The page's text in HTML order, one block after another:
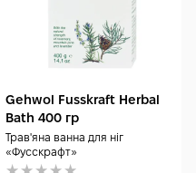
Gehwol Fusskraft Herbal
Bath 400 гр
Трав'яна ванна для ніг
«Фусскрафт»